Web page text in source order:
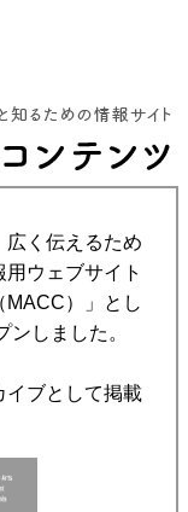
広く伝えるため
ウェブサイト
MACC）」とし
しました。
イブとして掲載